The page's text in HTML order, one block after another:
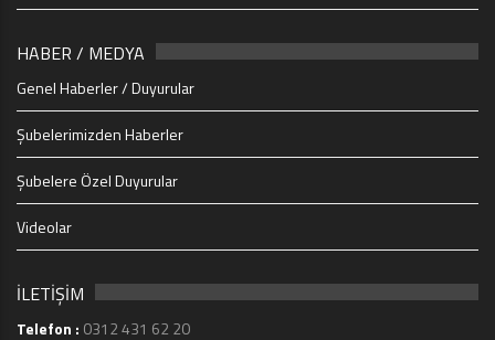
HABER / MEDYA
Genel Haberler / Duyurular
Şubelerimizden Haberler
Şubelere Özel Duyurular
Videolar
İLETİŞİM
Telefon : 0312 431 62 20